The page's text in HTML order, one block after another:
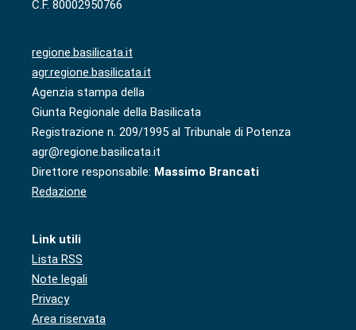
C.F. 80002950766
regione.basilicata.it
agr.regione.basilicata.it
Agenzia stampa della
Giunta Regionale della Basilicata
Registrazione n. 209/1995 al Tribunale di Potenza
agr@regione.basilicata.it
Direttore responsabile: Massimo Brancati
Redazione
Link utili
Lista RSS
Note legali
Privacy
Area riservata